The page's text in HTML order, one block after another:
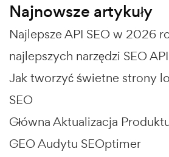
Najnowsze artykuły
Najlepsze API SEO w 2026
najlepszych narzędzi SEO API
Jak tworzyć świetne strony
SEO
Główna Aktualizacja
GEO Audytu SEOptimer